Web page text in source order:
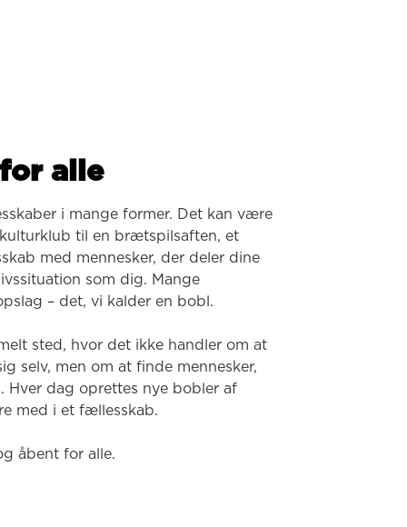
alle
i mange former. Det kan være
til en brætspilsaften, et
med mennesker, der deler dine
som dig. Mange
– det, vi kalder en bobl.
sted, hvor det ikke handler om at
selv, men om at finde mennesker,
dag oprettes nye bobler af
med i et fællesskab.
åbent for alle.